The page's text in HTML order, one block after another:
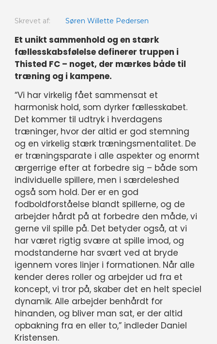
Skrevet af: Søren Willette Pedersen
Et unikt sammenhold og en stærk
fællesskabsfølelse definerer truppen i
Thisted FC – noget, der mærkes både til
træning og i kampene.
“Vi har virkelig fået sammensat et
harmonisk hold, som dyrker fællesskabet.
Det kommer til udtryk i hverdagens
træninger, hvor der altid er god stemning
og en virkelig stærk træningsmentalitet. De
er træningsparate i alle aspekter og enormt
ærgerrige efter at forbedre sig – både som
individuelle spillere, men i særdeleshed
også som hold. Der er en god
fodboldforståelse blandt spillerne, og de
arbejder hårdt på at forbedre den måde, vi
gerne vil spille på. Det betyder også, at vi
har været rigtig svære at spille imod, og
modstanderne har svært ved at bryde
igennem vores linjer i formationen. Når alle
kender deres roller og arbejder ud fra et
koncept, vi tror på, skaber det en helt speciel
dynamik. Alle arbejder benhårdt for
hinanden, og bliver man sat, er der altid
opbakning fra en eller to,” indleder Daniel
Kristensen.